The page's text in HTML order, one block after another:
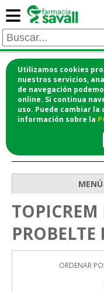
Utilizamos cookies
nuestros servicios,
de navegación
online. Si continua
uso. Puede cambiar
información sobre la
≡
¡COMPRA
o si lo
ORDENAR